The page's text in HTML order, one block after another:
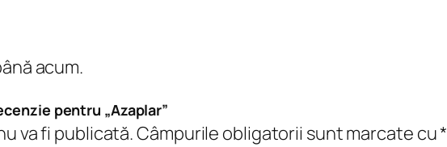
acum.
pentru „Azaplar”
va fi publicată.Câmpurile obligatorii sunt marcate cu*